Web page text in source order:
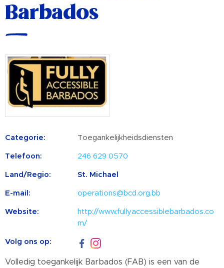
Barbados
Categorie: Toegankelijkheidsdiensten
Telefoon: 246 629 0570
Land/Regio: St. Michael
E-mail: operations@bcd.org.bb
Website:
http://www.fullyaccessiblebarbados.co
m/
Volg ons op:
Volledig toegankelijk Barbados (FAB) is een van de